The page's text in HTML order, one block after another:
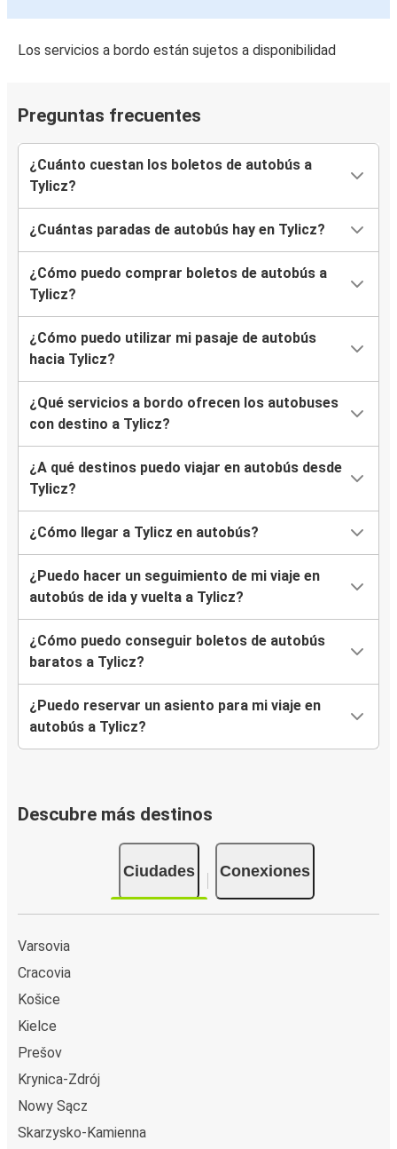
Los servicios a bordo están sujetos a disponibilidad
Preguntas frecuentes
¿Cuánto cuestan los boletos de autobús a
Tylicz?
¿Cuántas paradas de autobús hay en Tylicz?
¿Cómo puedo comprar boletos de autobús a
Tylicz?
¿Cómo puedo utilizar mi pasaje de autobús
hacia Tylicz?
¿Qué servicios a bordo ofrecen los autobuses
con destino a Tylicz?
¿A qué destinos puedo viajar en autobús desde
Tylicz?
¿Cómo llegar a Tylicz en autobús?
¿Puedo hacer un seguimiento de mi viaje en
autobús de ida y vuelta a Tylicz?
¿Cómo puedo conseguir boletos de autobús
baratos a Tylicz?
¿Puedo reservar un asiento para mi viaje en
autobús a Tylicz?
Descubre más destinos
Ciudades Conexiones
Varsovia
Cracovia
Košice
Kielce
Prešov
Krynica-Zdrój
Nowy Sącz
Skarzysko-Kamienna